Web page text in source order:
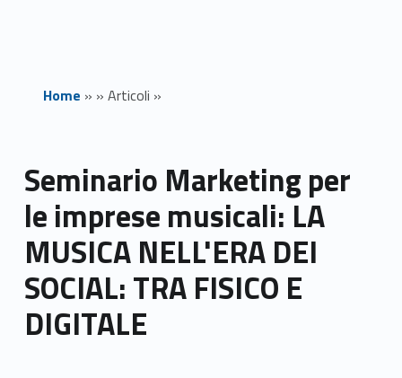
Home » » Articoli »
Seminario Marketing per
le imprese musicali: LA
MUSICA NELL'ERA DEI
SOCIAL: TRA FISICO E
DIGITALE